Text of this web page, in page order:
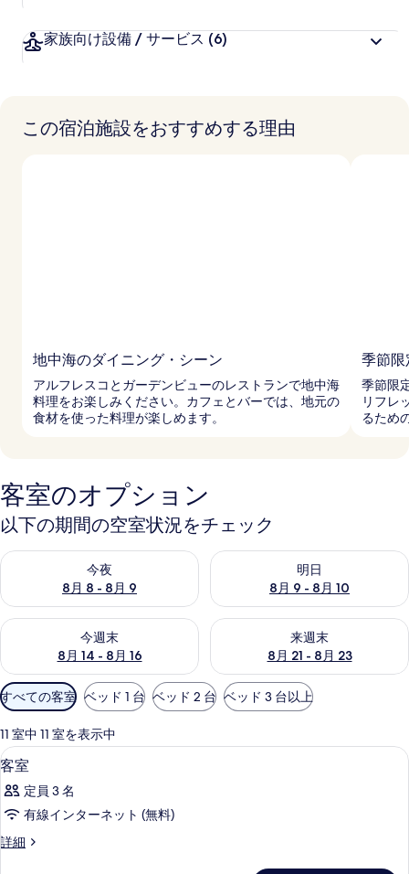
家族向け設備 / サービス (6)
この宿泊施設をおすすめする理由
地中海のダイニング・シーン
アルフレスコとガーデンビューのレストランで地中海
料理をお楽しみください。カフェとバーでは、地元の
食材を使った料理が楽しめます。
季節限
季節限
リフレ
るため
客室のオプション
以下の期間の空室状況をチェック
今夜
8月 8 - 8月 9
今夜 8月 8 - 8月 9 の空室状況をチェック
明日
8月 9 - 8月 10
明日 8月 9 - 8月 10 の空室状
今週末
8月 14 - 8月 16
今週末 8月 14 - 8月 16 の空室状況をチェック
来週末
8月 21 - 8月 23
来週末 8月 21 - 8月 23 の空室
利
用
可
能
な
客
室
の
絞
すべての客室 ベッド 1 台 ベッド 2 台 ベッド 3 台以上
11 室中 11 室を表示中
客
室
の
す
べ
低刺激性寝具、ミニバー、セーフテ
7
客室
定員 3 名
有線インターネット (無料)
詳細
客